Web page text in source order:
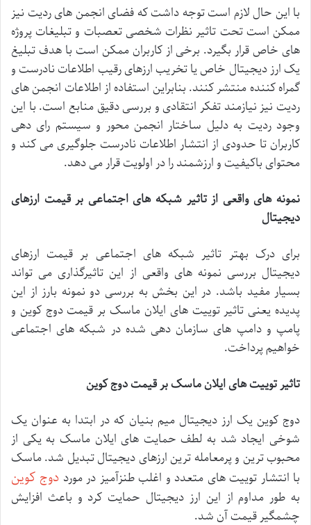
با این حال لازم استتوجه داشتکه فضای انجمن های ردیت نیز
ممکن استتحت تاثیر نظرات شخصی تعصبات و تبلیغاتپروژه
های خاص قرار بگیرد. برخی از کاربران ممکن است با هدفتبلیغ
یکارز دیجیتال خاصیاتخریبارزهایرقیب اطلاعات نادرستو
گمراهکننده منتشر کنند. بنابراین استفاده از اطلاعات انجمنهای
ردیت نیز نیازمند تفکر انتقادی و بررسی دقیق منابع است. با این
وجود ردیت به دلیل ساختار انجمن محور و سیستم رای دهی
کاربران تا حدودی از انتشار اطلاعات نادرست جلوگیری می کند و
محتوای باکیفیتو ارزشمندرادر اولویتقرار میدهد.
نمونه های واقعی از تاثیر شبکه های اجتماعی بر قیمت ارزهای
دیجیتال
برای درک بهتر تاثیر شبکه های اجتماعی بر قیمت ارزهای
دیجیتال بررسی نمونه های واقعی از این تاثیرگذاری می تواند
بسیار مفید باشد. در این بخش به بررسی دو نمونه بارز از این
پدیده یعنی تاثیر توییت های ایلان ماسک بر قیمت دوج کوین و
پامپ و دامپ های سازمان دهی شده در شبکه های اجتماعی
خواهیمپرداخت.
تاثیرتوییتهایایلانماسکبرقیمتدوجکوین
دوج کوین یک ارز دیجیتال میم بنیان که در ابتدا به عنوان یک
شوخی ایجاد شد به لطف حمایت های ایلان ماسک به یکی از
محبوبترین وپرمعامله ترین ارزهای دیجیتالتبدیل شد.ماسک
با انتشار توییت های متعدد و اغلب طنزآمیز در مورد دوج کوین
به طور مداوم از این ارز دیجیتال حمایت کرد و باعث افزایش
چشمگیر قیمتآن شد.